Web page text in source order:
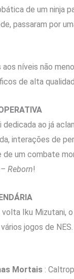
de um ninja
passaram por
aos níveis não
de alta
ao já
interações de
de um combate
Reborn!
Iku Mizutani,
jogos de NES.
Mortais: